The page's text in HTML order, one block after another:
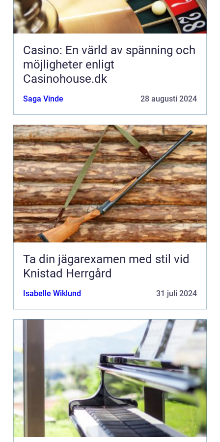
Casino: En värld av spänning och
möjligheter enligt
Casinohouse.dk
Saga Vinde 28 augusti 2024
Ta din jägarexamen med stil vid
Knistad Herrgård
Isabelle Wiklund 31 juli 2024